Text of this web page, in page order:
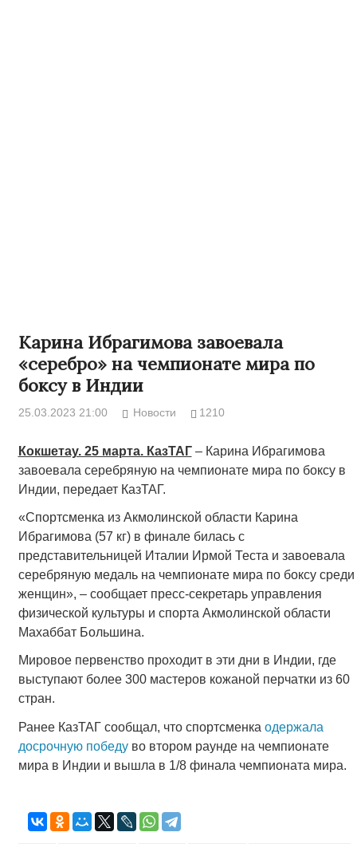
Карина Ибрагимова завоевала
«серебро» на чемпионате мира по
боксу в Индии
25.03.2023 21:00 Новости 1210
Кокшетау. 25 марта. КазТАГ– Карина Ибрагимова
завоевала серебряную на чемпионате мира по боксу в
Индии, передает КазТАГ.
«Спортсменка из Акмолинской области Карина
Ибрагимова (57 кг) в финале билась с
представительницей Италии Ирмой Теста и завоевала
серебряную медаль на чемпионате мира по боксу среди
женщин», – сообщает пресс-секретарь управления
физической культуры и спорта Акмолинской области
Махаббат Большина.
Мировое первенство проходит в эти дни в Индии, где
выступают более 300 мастеров кожаной перчатки из 60
стран.
Ранее КазТАГ сообщал, что спортсменка одержала
досрочную победуво втором раунде на чемпионате
мира в Индии и вышла в 1/8 финала чемпионата мира.